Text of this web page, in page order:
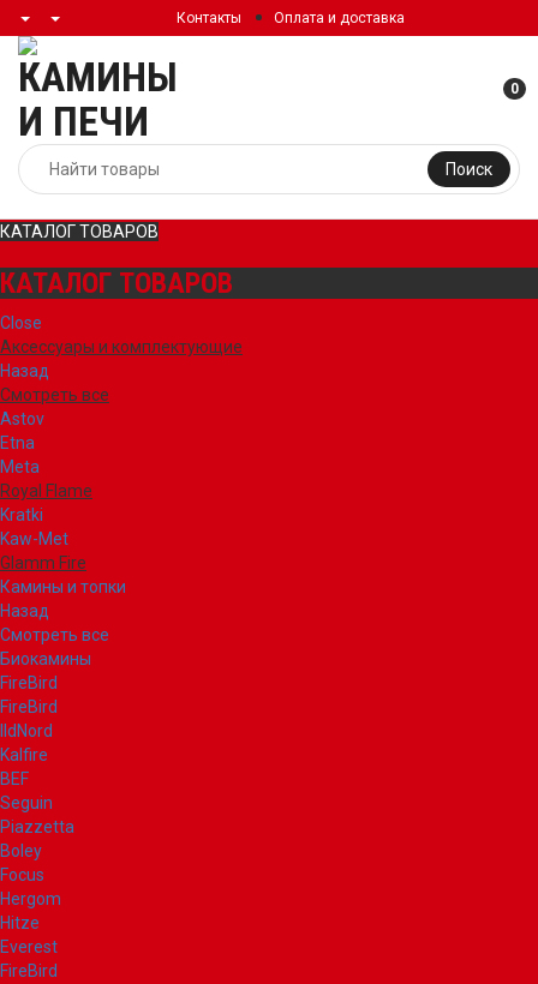
Контакты Оплата и доставка
Поиск
0
КАТАЛОГ ТОВАРОВ
КАТАЛОГ ТОВАРОВ
Close
Аксессуары и комплектующие
Назад
Смотреть все
Astov
Etna
Meta
Royal Flame
Kratki
Kaw-Met
Glamm Fire
Камины и топки
Назад
Смотреть все
Биокамины
FireBird
FireBird
IldNord
Kalfire
BEF
Seguin
Piazzetta
Boley
Focus
Hergom
Hitze
Everest
FireBird